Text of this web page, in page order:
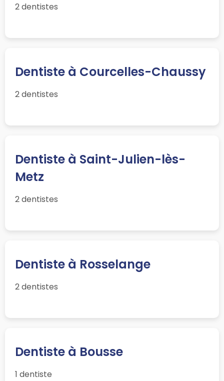
2 dentistes
Dentiste à Courcelles-Chaussy
2 dentistes
Dentiste à Saint-Julien-lès-
Metz
2 dentistes
Dentiste à Rosselange
2 dentistes
Dentiste à Bousse
1 dentiste